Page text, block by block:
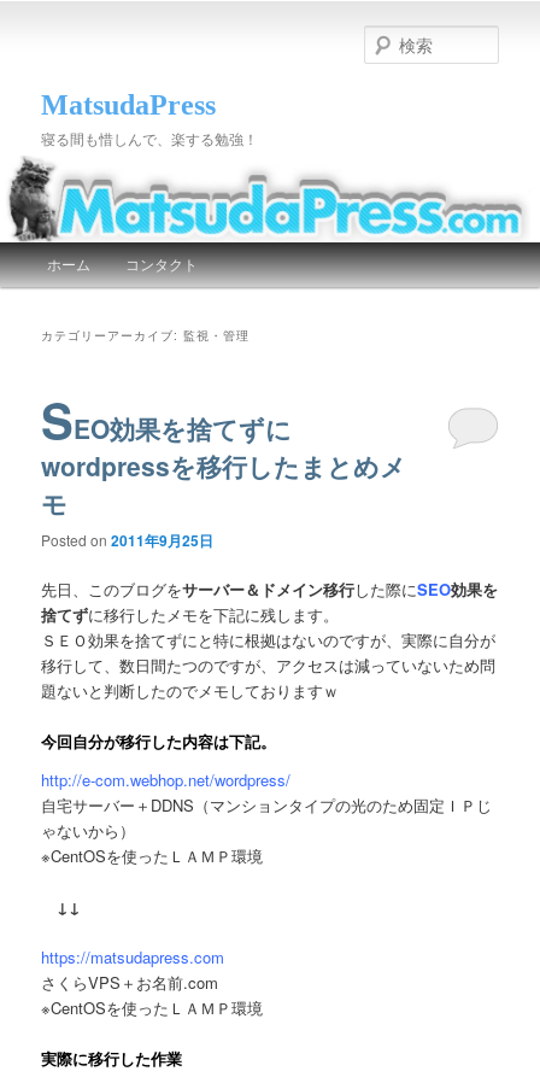
MatsudaPress
寝る間も惜しんで、楽する勉強！
索
メインメニュー
メインコンテンツへ移動
サブコンテンツへ移動
ホーム コンタクト
カテゴリーアーカイブ:監視・管理
SEO効果を捨てずに
wordpressを移行したまとめメ
モ
Posted on2011年9月25日
先日、このブログをサーバー＆ドメイン移行した際にSEO効果を
捨てずに移行したメモを下記に残します。
ＳＥＯ効果を捨てずにと特に根拠はないのですが、実際に自分が
移行して、数日間たつのですが、アクセスは減っていないため問
題ないと判断したのでメモしておりますｗ
今回自分が移行した内容は下記。
http://e-com.webhop.net/wordpress/
自宅サーバー＋DDNS（マンションタイプの光のため固定ＩＰじ
ゃないから）
※CentOSを使ったＬＡＭＰ環境
↓↓
https://matsudapress.com
さくらVPS＋お名前.com
※CentOSを使ったＬＡＭＰ環境
実際に移行した作業